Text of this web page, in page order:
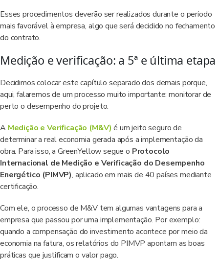
Esses procedimentos deverão ser realizados durante o período
mais favorável à empresa, algo que será decidido no fechamento
do contrato.
Medição e verificação: a 5ª e última etapa
Decidimos colocar este capítulo separado dos demais porque,
aqui, falaremos de um processo muito importante: monitorar de
perto o desempenho do projeto.
A Medição e Verificação (M&V) é um jeito seguro de
determinar a real economia gerada após a implementação da
obra. Para isso, a GreenYellow segue o Protocolo
Internacional de Medição e Verificação do Desempenho
Energético (PIMVP), aplicado em mais de 40 países mediante
certificação.
Com ele, o processo de M&V tem algumas vantagens para a
empresa que passou por uma implementação. Por exemplo:
quando a compensação do investimento acontece por meio da
economia na fatura, os relatórios do PIMVP apontam as boas
práticas que justificam o valor pago.